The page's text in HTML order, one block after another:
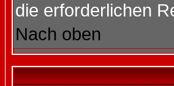
die erforderlichen
Nach oben